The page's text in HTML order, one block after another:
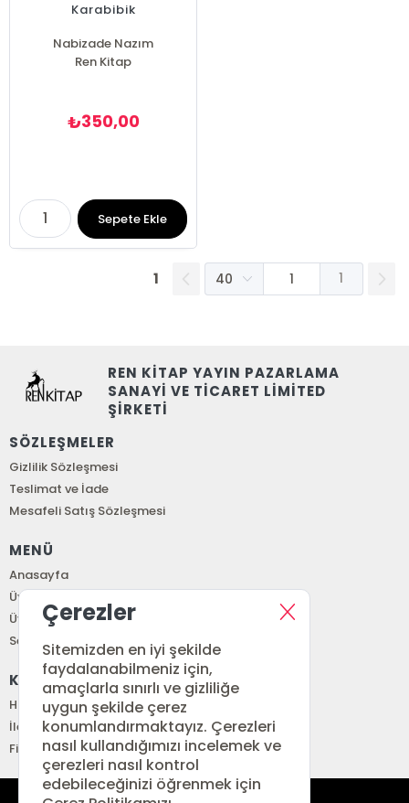
Karabibik
Nabizade Nazım
Ren Kitap
₺350,00
Sepete Ekle
1 1
REN KİTAP YAYIN PAZARLAMA
SANAYİ VE TİCARET LİMİTED
ŞİRKETİ
SÖZLEŞMELER
Gizlilik Sözleşmesi
Teslimat ve İade
Mesafeli Satış Sözleşmesi
MENÜ
Anasayfa
Üye Girişi
Üye Ol
Sepetim
KURUMSAL
Hakkımızda
İletişim
Fiyat Listesi
Çerezler
Sitemizden en iyi şekilde
faydalanabilmeniz için,
amaçlarla sınırlı ve gizliliğe
uygun şekilde çerez
konumlandırmaktayız. Çerezleri
nasıl kullandığımızı incelemek ve
çerezleri nasıl kontrol
edebileceğinizi öğrenmek için